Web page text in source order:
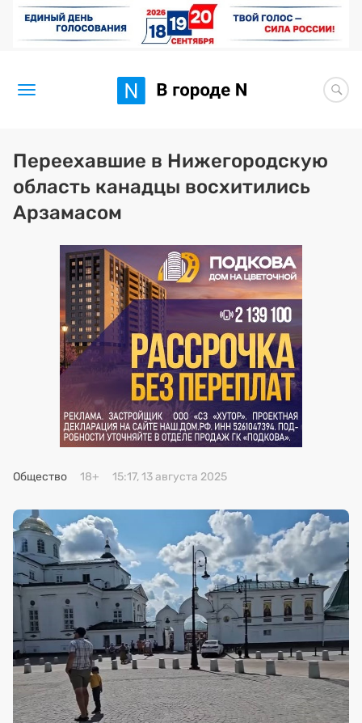
Новости
Статьи
BORЩ
Искусство исцелять
Премия 2026 (текущая)
Премия 2025
Эксперты
Переехавшие в Нижегородскую
область канадцы восхитились
Арзамасом
Общество 18+ 15:17, 13 августа 2025